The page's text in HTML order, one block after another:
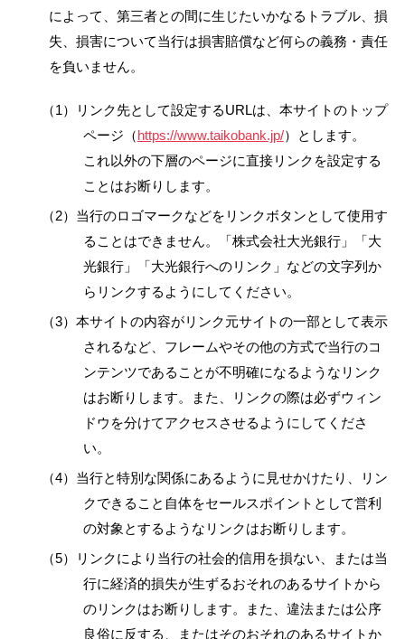
によって、第三者との間に生じたいかなるトラブル、損
失、損害について当行は損害賠償など何らの義務・責任
を負いません。
（1）リンク先として設定するURLは、本サイトのトップ
ページ（ https://www.taikobank.jp/）とします。
これ以外の下層のページに直接リンクを設定する
ことはお断りします。
（2）当行のロゴマークなどをリンクボタンとして使用す
ることはできません。「株式会社大光銀行」「大
光銀行」「大光銀行へのリンク」などの文字列か
らリンクするようにしてください。
（3）本サイトの内容がリンク元サイトの一部として表示
されるなど、フレームやその他の方式で当行のコ
ンテンツであることが不明確になるようなリンク
はお断りします。また、リンクの際は必ずウィン
ドウを分けてアクセスさせるようにしてくださ
い。
（4）当行と特別な関係にあるように見せかけたり、リン
クできること自体をセールスポイントとして営利
の対象とするようなリンクはお断りします。
（5）リンクにより当行の社会的信用を損ない、または当
行に経済的損失が生ずるおそれのあるサイトから
のリンクはお断りします。また、違法または公序
良俗に反する、またはそのおそれのあるサイトか